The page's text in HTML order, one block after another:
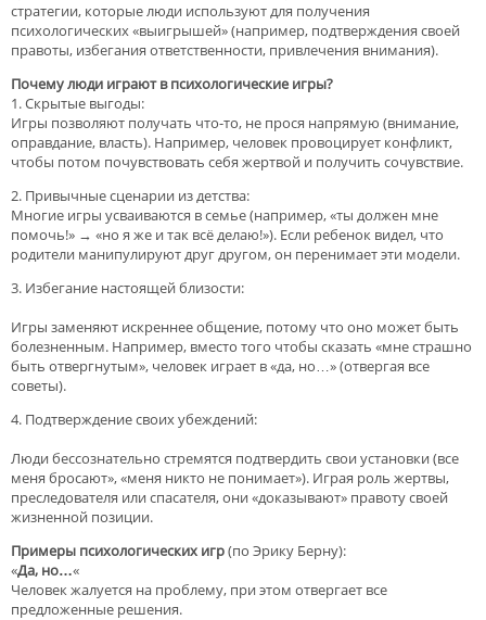
стратегии, которые люди используют для получения
психологических «выигрышей» (например, подтверждения своей
правоты, избегания ответственности, привлечения внимания).
Почему люди играют в психологические игры?
1. Скрытые выгоды:
Игры позволяют получать что-то, не прося напрямую (внимание,
оправдание, власть). Например, человек провоцирует конфликт,
чтобы потом почувствовать себя жертвой и получить сочувствие.
2. Привычные сценарии из детства:
Многие игры усваиваются в семье (например, «ты должен мне
помочь!» → «но я же и так всё делаю!»). Если ребенок видел, что
родители манипулируют друг другом, он перенимает эти модели.
3. Избегание настоящей близости:
Игры заменяют искреннее общение, потому что оно может быть
болезненным. Например, вместо того чтобы сказать «мне страшно
быть отвергнутым», человек играет в «да, но…» (отвергая все
советы).
4. Подтверждение своих убеждений:
Люди бессознательно стремятся подтвердить свои установки (все
меня бросают», «меня никто не понимает»). Играя роль жертвы,
преследователя или спасателя, они «доказывают» правоту своей
жизненной позиции.
Примеры психологических игр(по Эрику Берну):
«Да, но…«
Человек жалуется на проблему, при этом отвергает все
предложенные решения.